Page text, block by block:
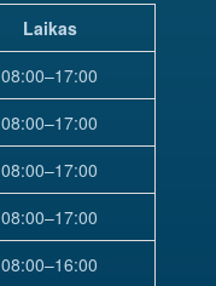
Laikas
08:00–17:00
08:00–17:00
08:00–17:00
08:00–17:00
08:00–16:00